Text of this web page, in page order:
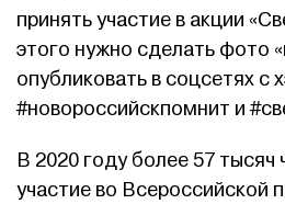
принять участие в акции
этого нужно сделать фото
опубликовать в соцсетях с
#новороссийскпомнит и
В 2020 году более 57 тысяч
участие во Всероссийской